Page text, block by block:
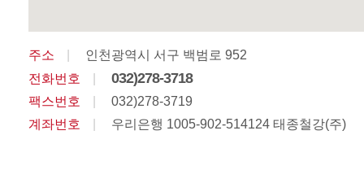
주소
인천광역시 서구 백범로 952
전화번호
032)278-3718
팩스번호
032)278-3719
계좌번호
우리은행 1005-902-514124 태종철강(주)